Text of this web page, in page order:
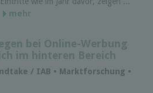
mehr
bei Online-Werbung
im hinteren Bereich
/ IAB • Marktforschung •